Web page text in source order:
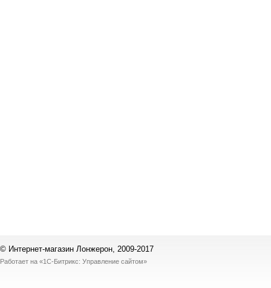
© Интернет-магазин Лонжерон, 2009-2017
Работает на «1С-Битрикс: Управление сайтом»